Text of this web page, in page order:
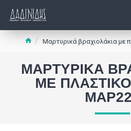
Μαρτυρικά βραχιολάκια με
ΜΑΡΤΥΡΙΚΆ
ΜΕ